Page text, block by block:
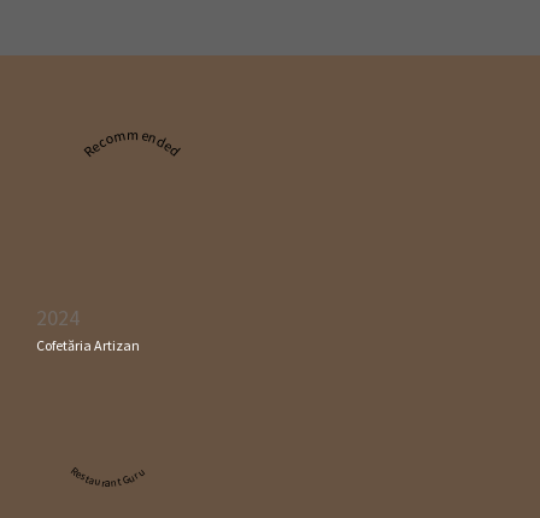
Recommended
2024
Cofetăria Artizan
Restaurant Guru